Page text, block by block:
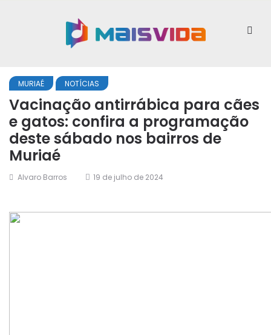
MURIAÉ NOTÍCIAS
Vacinação antirrábica para cães
e gatos: confira a programação
deste sábado nos bairros de
Muriaé
Alvaro Barros 19 de julho de 2024